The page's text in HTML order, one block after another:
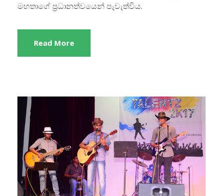
මහතාගේ ප්‍රධානත්වයෙන් පැවැත්විය.
Read More